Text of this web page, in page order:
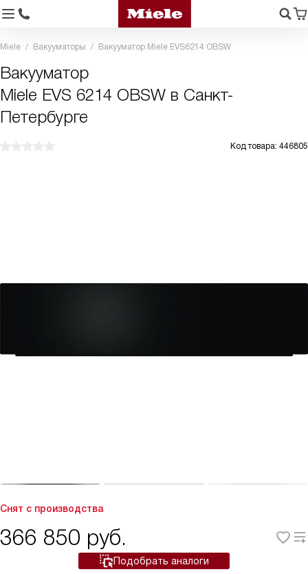
Miele Вакууматоры Вакууматор Miele EVS6214 OBSW
Вакууматор
Miele EVS 6214 OBSW в Санкт-
Петербурге
Код товара: 446805
Снят с производства
366 850 руб.
Подобрать аналоги